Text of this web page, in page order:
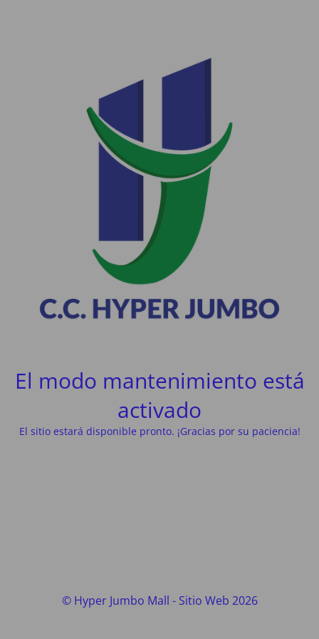
El modo mantenimiento está
activado
El sitio estará disponible pronto. ¡Gracias por su paciencia!
© Hyper Jumbo Mall - Sitio Web 2026